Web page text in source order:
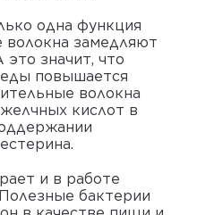
одна функция
волокна замедляют
это значит, что
повышается
волокна
кислот в
и в работе
бактерии